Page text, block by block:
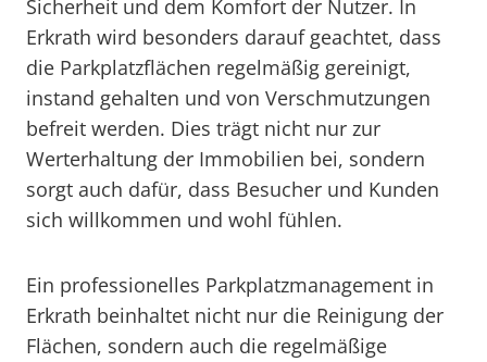
Sicherheit und dem Komfort der Nutzer. In
Erkrath wird besonders darauf geachtet, dass
die Parkplatzflächen regelmäßig gereinigt,
instand gehalten und von Verschmutzungen
befreit werden. Dies trägt nicht nur zur
Werterhaltung der Immobilien bei, sondern
sorgt auch dafür, dass Besucher und Kunden
sich willkommen und wohl fühlen.
Ein professionelles Parkplatzmanagement in
Erkrath beinhaltet nicht nur die Reinigung der
Flächen, sondern auch die regelmäßige